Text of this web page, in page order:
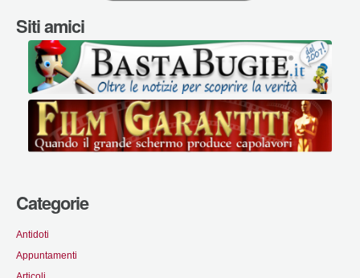
Siti amici
Categorie
Antidoti
Appuntamenti
Articoli